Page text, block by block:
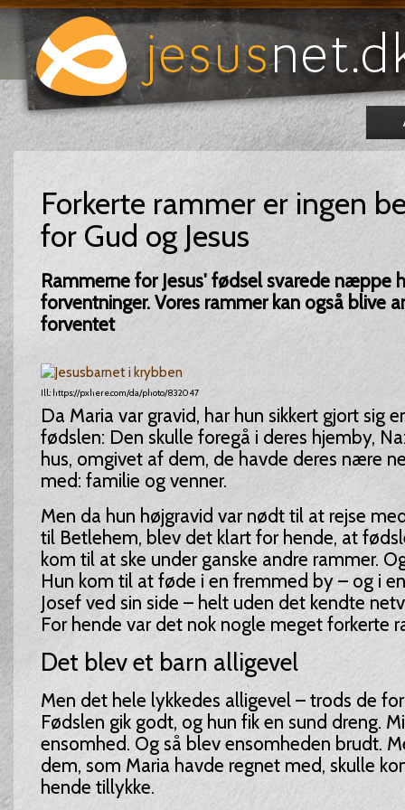
Forkerte rammer er ingen
for Gud og Jesus
Rammerne for Jesus' fødsel svarede næppe
forventninger. Vores rammer kan også blive
forventet
Ill.: https://pxhere.com/da/photo/832047
Da Maria var gravid, har hun sikkert gjort sig
fødslen: Den skulle foregå i deres hjemby,
hus, omgivet af dem, de havde deres nære
med: familie og venner.
Men da hun højgravid var nødt til at rejse
til Betlehem, blev det klart for hende, at
kom til at ske under ganske andre rammer.
Hun kom til at føde i en fremmed by – og i
Josef ved sin side – helt uden det kendte
For hende var det nok nogle meget forkerte
Det blev et barn alligevel
Men det hele lykkedes alligevel – trods de
Fødslen gik godt, og hun fik en sund dreng.
ensomhed. Og så blev ensomheden brudt.
dem, som Maria havde regnet med, skulle
hende tillykke.